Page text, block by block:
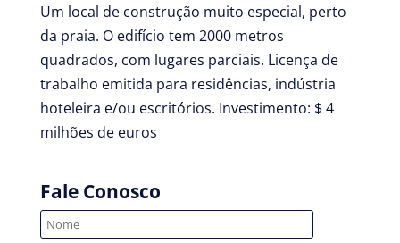
Um local de construção muito especial, perto
da praia. O edifício tem 2000 metros
quadrados, com lugares parciais. Licença de
trabalho emitida para residências, indústria
hoteleira e/ou escritórios. Investimento: $ 4
milhões de euros
Fale Conosco